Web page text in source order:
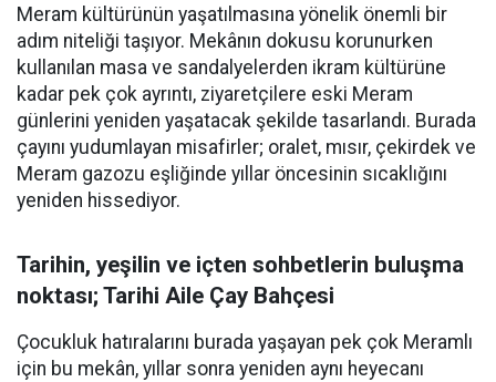
Meram kültürünün yaşatılmasına yönelik önemli bir
adım niteliği taşıyor. Mekânın dokusu korunurken
kullanılan masa ve sandalyelerden ikram kültürüne
kadar pek çok ayrıntı, ziyaretçilere eski Meram
günlerini yeniden yaşatacak şekilde tasarlandı. Burada
çayını yudumlayan misafirler; oralet, mısır, çekirdek ve
Meram gazozu eşliğinde yıllar öncesinin sıcaklığını
yeniden hissediyor.
Tarihin, yeşilin ve içten sohbetlerin buluşma
noktası; Tarihi Aile Çay Bahçesi
Çocukluk hatıralarını burada yaşayan pek çok Meramlı
için bu mekân, yıllar sonra yeniden aynı heyecanı